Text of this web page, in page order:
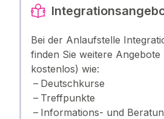
Bei der Anlaufstelle
finden Sie weitere Angebote
kostenlos) wie:
Deutschkurse
Treffpunkte
Informations- und